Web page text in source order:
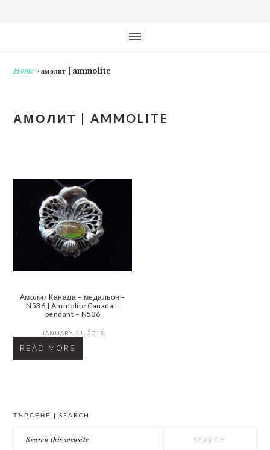
Home»амолит | ammolite
АМОЛИТ | AMMOLITE
Амолит Канада – медальон –
N536 | Ammolite Canada –
pendant – N536
JANUARY 21, 2013
READ MORE
ТЪРСЕНЕ | SEARCH
this